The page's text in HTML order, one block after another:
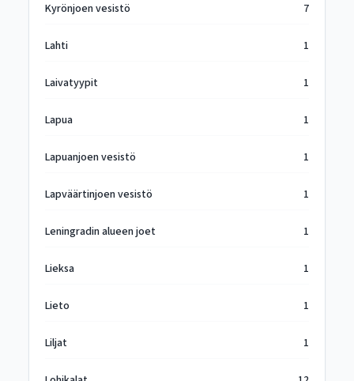
Kyrönjoen vesistö 7
Lahti 1
Laivatyypit 1
Lapua 1
Lapuanjoen vesistö 1
Lapväärtinjoen vesistö 1
Leningradin alueen joet 1
Lieksa 1
Lieto 1
Liljat 1